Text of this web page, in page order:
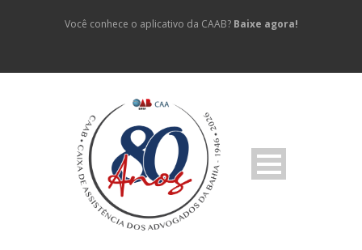
Você conhece o aplicativo da CAAB? Baixe agora!